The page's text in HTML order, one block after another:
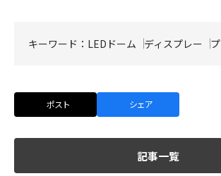
キーワード： LEDドーム ディスプレー
ポスト シェア
記事一覧